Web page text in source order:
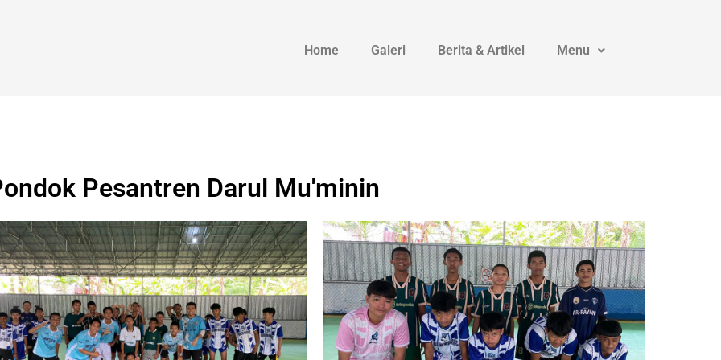
Home Galeri Berita & Artikel Menu
Pesantren Darul Mu'minin